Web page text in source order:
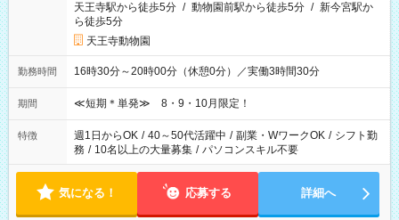
天王寺駅から徒歩5分 / 動物園前駅から徒歩5分 / 新今宮駅か
ら徒歩5分
天王寺動物園
勤務時間 16時30分～20時00分（休憩0分）／実働3時間30分
期間 ≪短期＊単発≫ 8・9・10月限定！
特徴 週1日からOK / 40～50代活躍中 / 副業・WワークOK / シフト勤
務 / 10名以上の大量募集 / パソコンスキル不要
気になる！ 応募する 詳細へ